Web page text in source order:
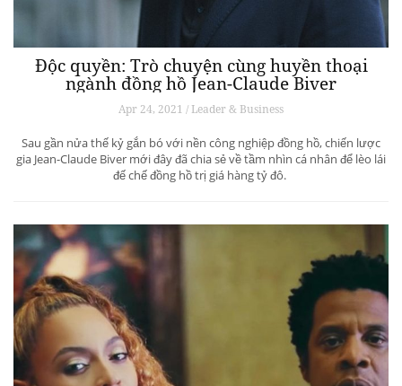
Độc quyền: Trò chuyện cùng huyền thoại
ngành đồng hồ Jean-Claude Biver
Apr 24, 2021 / Leader & Business
Sau gần nửa thế kỷ gắn bó với nền công nghiệp đồng hồ, chiến lược
gia Jean-Claude Biver mới đây đã chia sẻ về tầm nhìn cá nhân để lèo lái
đế chế đồng hồ trị giá hàng tỷ đô.